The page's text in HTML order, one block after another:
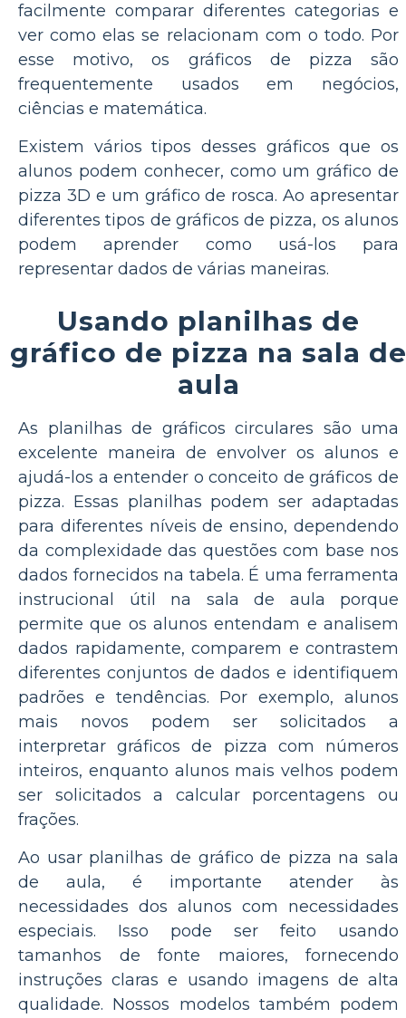
facilmente comparar diferentes categorias e
ver como elas se relacionam com o todo. Por
esse motivo, os gráficos de pizza são
frequentemente usados em negócios,
ciências e matemática.
Existem vários tipos desses gráficos que os
alunos podem conhecer, como um gráfico de
pizza 3D e um gráfico de rosca. Ao apresentar
diferentes tipos de gráficos de pizza, os alunos
podem aprender como usá-los para
representar dados de várias maneiras.
Usando planilhas de
gráfico de pizza na sala de
aula
As planilhas de gráficos circulares são uma
excelente maneira de envolver os alunos e
ajudá-los a entender o conceito de gráficos de
pizza. Essas planilhas podem ser adaptadas
para diferentes níveis de ensino, dependendo
da complexidade das questões com base nos
dados fornecidos na tabela. É uma ferramenta
instrucional útil na sala de aula porque
permite que os alunos entendam e analisem
dados rapidamente, comparem e contrastem
diferentes conjuntos de dados e identifiquem
padrões e tendências. Por exemplo, alunos
mais novos podem ser solicitados a
interpretar gráficos de pizza com números
inteiros, enquanto alunos mais velhos podem
ser solicitados a calcular porcentagens ou
frações.
Ao usar planilhas de gráfico de pizza na sala
de aula, é importante atender às
necessidades dos alunos com necessidades
especiais. Isso pode ser feito usando
tamanhos de fonte maiores, fornecendo
instruções claras e usando imagens de alta
qualidade. Nossos modelos também podem